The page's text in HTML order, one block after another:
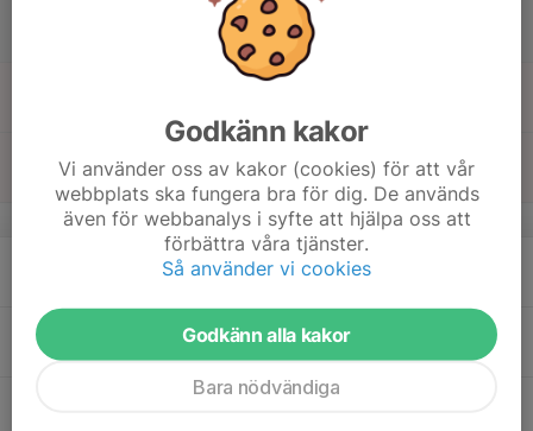
18:00
Telekonsult Arena, Växjö
v.4
Träning 2017-2018 2017-18
2013-15
2016
Godkänn kakor
Vi använder oss av kakor (cookies) för att vår
webbplats ska fungera bra för dig. De används
även för webbanalys i syfte att hjälpa oss att
förbättra våra tjänster.
Så använder vi cookies
Godkänn alla kakor
Bara nödvändiga